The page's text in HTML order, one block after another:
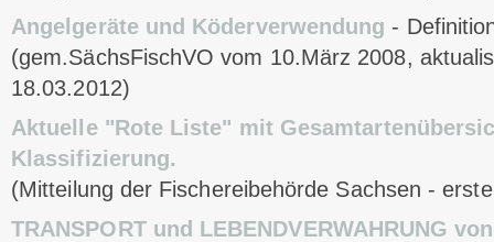
Angelgeräte und Köderverwendung -
(gem.SächsFischVO vom 10.März 2008,
18.03.2012)
Aktuelle "Rote Liste" mit
Klassifizierung.
(Mitteilung der Fischereibehörde Sachsen -
TRANSPORT und LEBENDVERWAHRUNG